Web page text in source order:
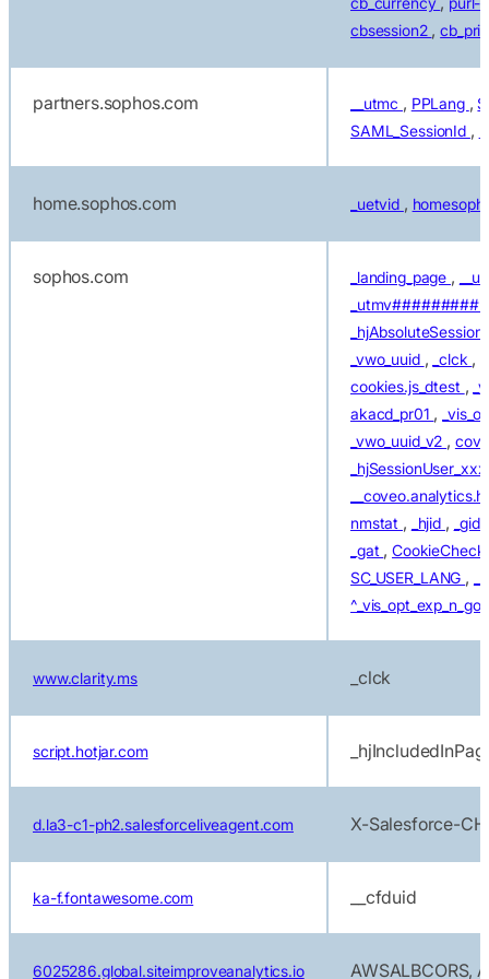
cbsession2 ,
partners.sophos.com __utmc , PPLang ,
SAML_SessionId ,
home.sophos.com _uetvid ,
sophos.com _landing_page ,
_utmv#########
_vwo_uuid , _clck ,
cookies.js_dtest ,
akacd_pr01 ,
_vwo_uuid_v2 ,
nmstat , _hjid , _gid
_gat , CookieCheck
SC_USER_LANG ,
www.clarity.ms _clck
script.hotjar.com
d.la3-c1-ph2.salesforceliveagent.com X-Salesforce-
ka-f.fontawesome.com __cfduid
6025286.global.siteimproveanalytics.io AWSALBCORS,